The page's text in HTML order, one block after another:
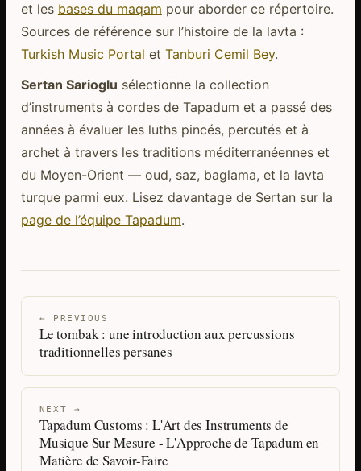
et les bases du maqam pour aborder ce répertoire.
Sources de référence sur l’histoire de la lavta :
Turkish Music Portal et Tanburi Cemil Bey.
Sertan Sarioglu sélectionne la collection
d’instruments à cordes de Tapadum et a passé des
années à évaluer les luths pincés, percutés et à
archet à travers les traditions méditerranéennes et
du Moyen-Orient — oud, saz, baglama, et la lavta
turque parmi eux. Lisez davantage de Sertan sur la
page de l’équipe Tapadum.
← PREVIOUS
Le tombak : une introduction aux percussions
traditionnelles persanes
NEXT →
Tapadum Customs : L'Art des Instruments de
Musique Sur Mesure - L'Approche de Tapadum en
Matière de Savoir-Faire